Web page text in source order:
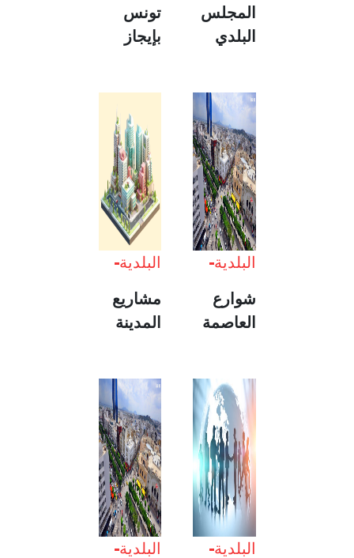
المجلس
البلدي
تونس
بإيجاز
البلدية
شوارع
العاصمة
البلدية
مشاريع
المدينة
البلدية البلدية